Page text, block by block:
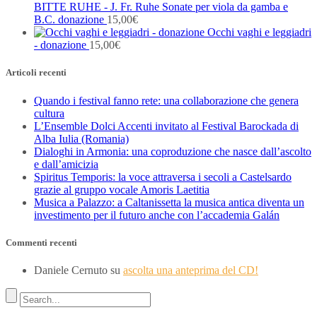
BITTE RUHE - J. Fr. Ruhe Sonate per viola da gamba e
B.C. donazione 15,00€
Occhi vaghi e leggiadri
- donazione 15,00€
Articoli recenti
Quando i festival fanno rete: una collaborazione che genera
cultura
L’Ensemble Dolci Accenti invitato al Festival Barockada di
Alba Iulia (Romania)
Dialoghi in Armonia: una coproduzione che nasce dall’ascolto
e dall’amicizia
Spiritus Temporis: la voce attraversa i secoli a Castelsardo
grazie al gruppo vocale Amoris Laetitia
Musica a Palazzo: a Caltanissetta la musica antica diventa un
investimento per il futuro anche con l’accademia Galán
Commenti recenti
Daniele Cernuto su ascolta una anteprima del CD!